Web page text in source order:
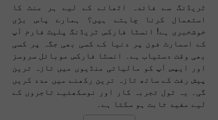
ٹریڈنگ سے فائدہ اٹھانے کے لیے ہر منٹ کا
استعمال کرنا چاہتے ہیں؟ ہمارے پاس بڑی
خوشخبری ہے! انسٹا فارکس ٹریڈنگ پلیٹ فارم آپ
کے اسمارٹ فون پر دنیا کے کسی بھی جگہ پر کسی
بھی وقت دستیاب ہے۔ انسٹا فارکس موبائل سروسز
اور ایپس آپ کو مالیاتی منڈیوں میں تازہ ترین
پیش رفت کے ساتھ تازہ ترین رکھنے میں مدد کریں
گی۔ یہ ٹول تجربہ کار اور نوسکھئیے تاجروں کے
لیے مفید ثابت ہو سکتا ہے۔